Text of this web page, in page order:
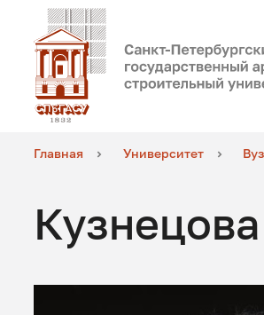
Главная Университет